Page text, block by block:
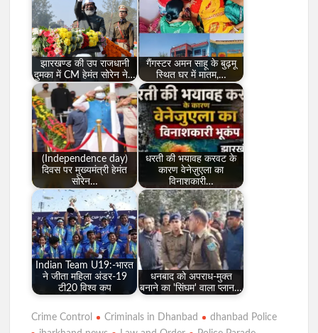
झारखण्ड की उप राजधानी
दुमका में CM हेमंत सोरेन ने…
गैंगस्टर अमन साहू के बुढ़मू
स्थित घर में मातम,…
(Independence day)
दिवस पर मुख्यमंत्री हेमंत
सोरेन…
धरती की भयावह करवट के
कारण वेनेज़ुएला का
विनाशकारी…
Indian Team U19:-भारत
ने जीता महिला अंडर-19
टी20 विश्व कप
धनबाद को अपराध-मुक्त
बनाने का 'सिंघम' वाला प्लान…
Crime Control Criminals in Dhanbad
dhanbad Police